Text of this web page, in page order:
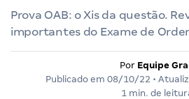
Prova OAB: o Xis da questão.
importantes do Exame de
Por Equipe
Publicado em 08/10/22 •
1 min. de